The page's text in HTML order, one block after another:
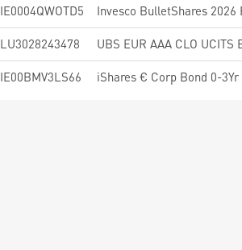
IE0004QWOTD5
LU3028243478 UBS EUR AAA CLO UCITS
IE00BMV3LS66